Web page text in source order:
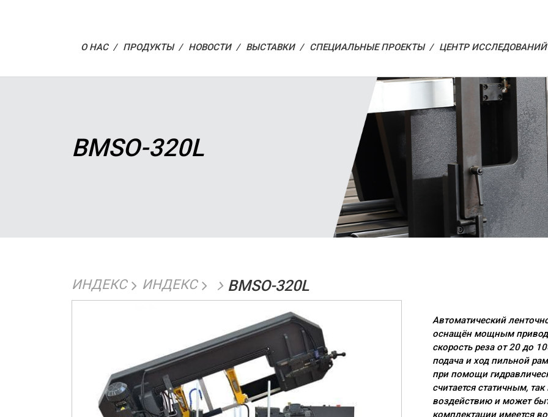
О НАС / ПРОДУКТЫ / НОВОСТИ / ВЫСТАВКИ / СПЕЦИАЛЬНЫЕ ПРОЕКТЫ / ЦЕНТР
BMSO-320L
ИНДЕКС ИНДЕКС BMSO-320L
Автоматический
оснащён мощным
скорость реза от 20 до
подача и ход пильной
при помощи
считается статичным,
воздействию и может
комплектации имеется